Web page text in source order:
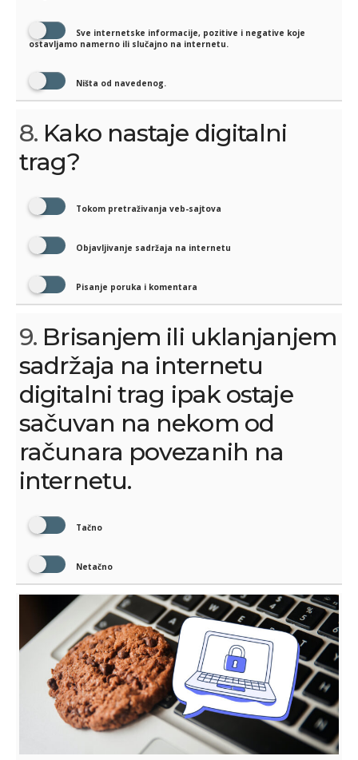
Sve internetske informacije, pozitive i negative koje
ostavljamo namerno ili slučajno na internetu.
Ništa od navedenog.
8. Kako nastaje digitalni
trag?
Tokom pretraživanja veb-sajtova
Objavljivanje sadržaja na internetu
Pisanje poruka i komentara
9. Brisanjem ili uklanjanjem
sadržaja na internetu
digitalni trag ipak ostaje
sačuvan na nekom od
računara povezanih na
internetu.
Tačno
Netačno